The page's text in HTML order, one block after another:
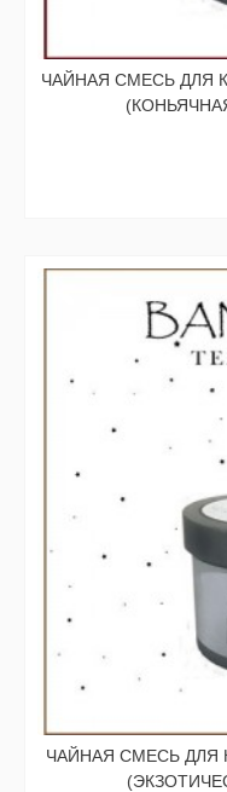
ЧАЙНАЯ СМЕСЬ ДЛЯ
ЧАЙНАЯ СМЕСЬ ДЛЯ